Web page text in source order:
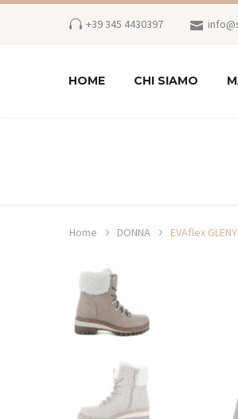
+39 345 4430397
HOME CHI SIAMO
Home DONNA EVAflex